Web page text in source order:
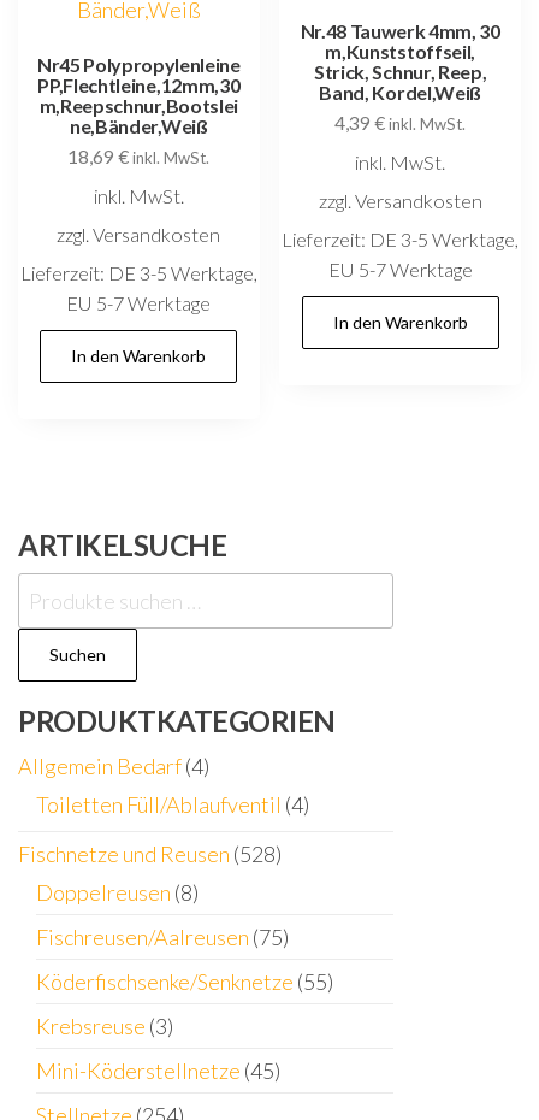
Nr45 Polypropylenleine
PP,Flechtleine,12mm,30
m,Reepschnur,Bootslei
ne,Bänder,Weiß
18,69€ inkl. MwSt.
inkl. MwSt.
zzgl. Versandkosten
Lieferzeit: DE 3-5 Werktage,
EU 5-7 Werktage
In den Warenkorb
Nr.48 Tauwerk 4mm, 30
m,Kunststoffseil,
Strick, Schnur, Reep,
Band, Kordel,Weiß
4,39€inkl. MwSt.
inkl. MwSt.
zzgl. Versandkosten
Lieferzeit: DE 3-5 Werktage,
EU 5-7 Werktage
In den Warenkorb
ARTIKELSUCHE
Suchen
nach:
Suchen
PRODUKTKATEGORIEN
Allgemein Bedarf(4)
Toiletten Füll/Ablaufventil (4)
Fischnetze und Reusen (528)
Doppelreusen (8)
Fischreusen/Aalreusen (75)
Köderfischsenke/Senknetze (55)
Krebsreuse (3)
Mini-Köderstellnetze (45)
Stellnetze (254)